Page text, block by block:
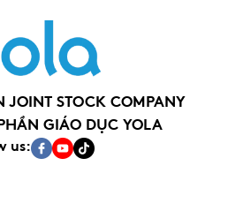
JOINT STOCK COMPANY
GIÁO DỤC YOLA
us: